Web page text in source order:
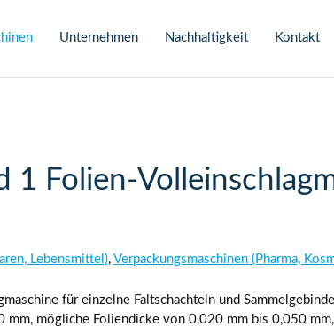
Unternehmen Nachhaltigkeit Kontakt
1 Folien-
Lebensmittel), Verpackungsmaschinen (Pharma,
für einzelne Faltschachteln und
mögliche Foliendicke von 0,020 mm bis 0,050